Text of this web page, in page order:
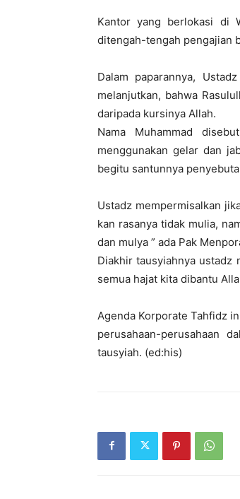
Kantor yang berlokasi di
ditengah-tengah pengajian
Dalam paparannya,
melanjutkan, bahwa
daripada kursinya Allah.
Nama Muhammad
menggunakan gelar dan
begitu santunnya
Ustadz mempermisalkan
kan rasanya tidak mulia,
dan mulya ” ada Pak
Diakhir tausyiahnya ustadz
semua hajat kita dibantu
Agenda Korporate Tahfidz
perusahaan-perusahaan
tausyiah. (ed:his)